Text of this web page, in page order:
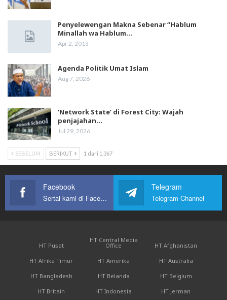
Penyelewengan Makna Sebenar “Hablum
Minallah wa Hablum…
Apr 2, 2013
Agenda Politik Umat Islam
Aug 7, 2026
‘Network State’ di Forest City: Wajah
penjajahan…
Jul 29, 2026
SEBELUM BERIKUT 1 dari 1,367
Facebook
Sertai kami di Facebook
Telegram
Telegram Channel
HT Pusat
HT Central Media
Office
HT Afghanistan
HT Afrika Timur
HT Amerika
HT Australia
HT Bangladesh
HT Belanda
HT Belgium
HT Britain
HT Indonesia HT Jerman